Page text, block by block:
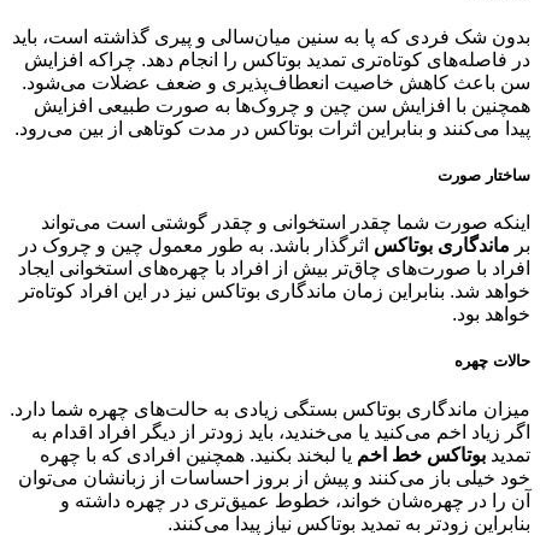
بدون شک فردی که پا به سنین میان‌سالی و پیری گذاشته است، باید
در فاصله‌های کوتاه‌تری تمدید بوتاکس را انجام دهد. چراکه افزایش
سن باعث کاهش خاصیت انعطاف‌پذیری و ضعف عضلات می‌شود.
همچنین با افزایش سن چین و چروک‌ها به صورت طبیعی افزایش
پیدا می‌کنند و بنابراین اثرات بوتاکس در مدت کوتاهی از بین می‌رود.
ساختار صورت
اینکه صورت شما چقدر استخوانی و چقدر گوشتی است می‌تواند
بر ماندگاری بوتاکس اثرگذار باشد. به طور معمول چین و چروک در
افراد با صورت‌های چاق‌تر بیش از افراد با چهره‌های استخوانی ایجاد
خواهد شد. بنابراین زمان ماندگاری بوتاکس نیز در این افراد کوتاه‌تر
خواهد بود.
حالات چهره
میزان ماندگاری بوتاکس بستگی زیادی به حالت‌های چهره شما دارد.
اگر زیاد اخم می‌کنید یا می‌خندید، باید زودتر از دیگر افراد اقدام به
تمدید بوتاکس خط اخم یا لبخند بکنید. همچنین افرادی که با چهره
خود خیلی باز می‌کنند و پیش از بروز احساسات از زبانشان می‌توان
آن را در چهره‌شان خواند، خطوط عمیق‌تری در چهره داشته و
بنابراین زودتر به تمدید بوتاکس نیاز پیدا می‌کنند.